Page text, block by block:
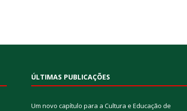
ÚLTIMAS PUBLICAÇÕES
Um novo capítulo para a Cultura e Educação de